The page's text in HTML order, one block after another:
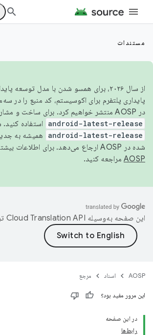
مستندات
از سال ۲۰۲۶، برای همسو شدن با مدل توسعه
پایداری پلتفرم برای اکوسیستم، کد منبع را در
در AOSP منتشر خواهیم کرد. برای ساخت و مشارکت در AOSP،
android-latest-release استفاده
android-latest-release
همیشه به
شده در AOSP ارجاع می‌دهد. برای اطلاعات بیشتر، به
AOSP مراجعه کنید.
این صفحه به‌وسیله
AOSP اسناد مرجع
این مرور مفید بود؟
در این صفحه
رابط‌ها